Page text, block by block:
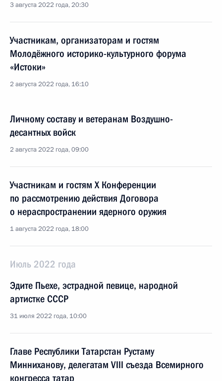
3 августа 2022 года, 20:30
Участникам, организаторам и гостям
Молодёжного историко-культурного форума
«Истоки»
2 августа 2022 года, 16:10
Личному составу и ветеранам Воздушно-
десантных войск
2 августа 2022 года, 09:00
Участникам и гостям X Конференции
по рассмотрению действия Договора
о нераспространении ядерного оружия
1 августа 2022 года, 18:00
Июль 2022 года
Эдите Пьехе, эстрадной певице, народной
артистке СССР
31 июля 2022 года, 10:00
Главе Республики Татарстан Рустаму
Минниханову, делегатам VIII съезда Всемирного
конгресса татар